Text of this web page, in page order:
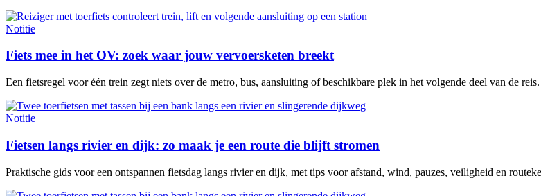
Notitie
Fiets mee in het OV: zoek waar jouw vervoersketen breekt
Een fietsregel voor één trein zegt niets over de metro, bus, aansluiting of beschikbare plek in het volgende deel van de reis.
Notitie
Fietsen langs rivier en dijk: zo maak je een route die blijft stromen
Praktische gids voor een ontspannen fietsdag langs rivier en dijk, met tips voor afstand, wind, pauzes, veiligheid en